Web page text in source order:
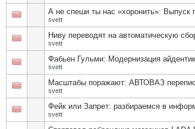
А не спеши ты нас «хоронить»: Выпуск
svett
Ниву переводят на автоматическую
svett
Фабьен Гульми: Модернизация
svett
Масштабы поражают: АВТОВАЗ
svett
Фейк или Запрет: разбираемся в
svett